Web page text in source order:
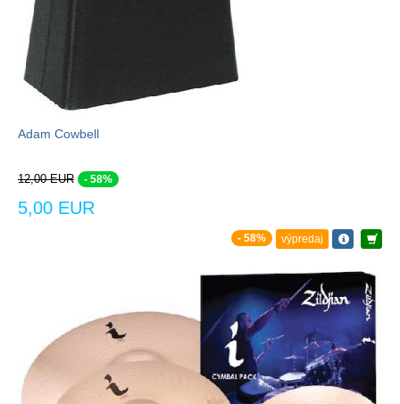
Adam Cowbell
12,00 EUR - 58%
5,00 EUR
- 58% výpredaj